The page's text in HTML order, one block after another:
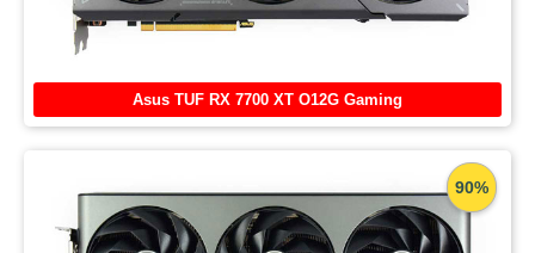
Asus TUF RX 7700 XT O12G Gaming
90%